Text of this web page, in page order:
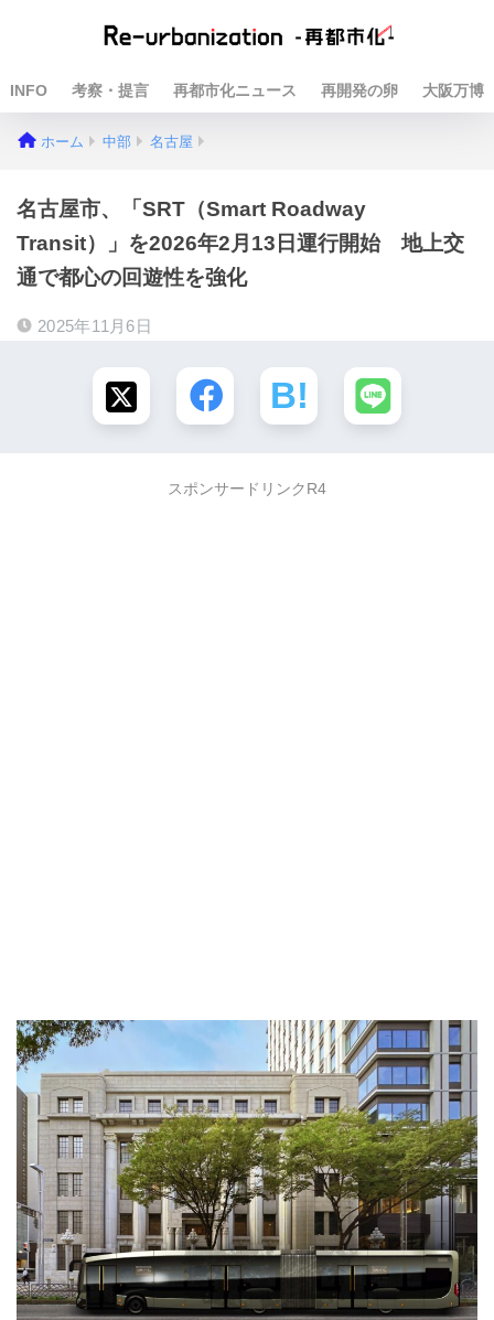
INFO 考察・提言 再都市化ニュース 再開発の卵 大阪万博
ホーム 中部 名古屋
名古屋市、「SRT（Smart Roadway
Transit）」を2026年2月13日運行開始 地上交
通で都心の回遊性を強化
2025年11月6日
スポンサードリンクR4